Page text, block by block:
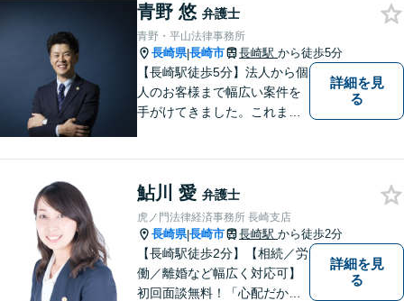
～7年合計）
青野 悠 弁護士
青野・平山法律事務所
長崎県|長崎市 長崎駅 から徒歩5分
【長崎駅徒歩5分】法人から個
人のお客様まで幅広い案件を
手がけてきました。これまで
詳細を見
る
鮎川 愛 弁護士
虎ノ門法律経済事務所 長崎支店
長崎県|長崎市 長崎駅 から徒歩2分
【長崎駅徒歩2分】【相続／労
働／離婚など幅広く対応可】
初回面談無料！「心配だから
詳細を見
る